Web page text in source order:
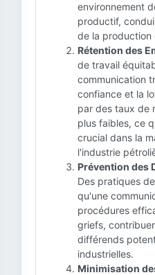
environnement
productif,
de la
Rétention des
de travail
communication
confiance et la
par des taux de
plus faibles, ce
crucial dans la
l'industrie
Prévention des
Des pratiques
qu'une
procédures
griefs,
différends
industrielles.
Minimisation